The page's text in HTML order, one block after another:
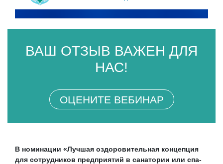
ВАШ ОТЗЫВ ВАЖЕН ДЛЯ
НАС!
ОЦЕНИТЕ ВЕБИНАР
В номинации «Лучшая оздоровительная концепция
для сотрудников предприятий в санатории или спа-